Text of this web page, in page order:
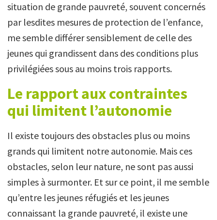
situation de grande pauvreté, souvent concernés
par lesdites mesures de protection de l’enfance,
me semble différer sensiblement de celle des
jeunes qui grandissent dans des conditions plus
privilégiées sous au moins trois rapports.
Le rapport aux contraintes
qui limitent l’autonomie
Il existe toujours des obstacles plus ou moins
grands qui limitent notre autonomie. Mais ces
obstacles, selon leur nature, ne sont pas aussi
simples à surmonter. Et sur ce point, il me semble
qu’entre les jeunes réfugiés et les jeunes
connaissant la grande pauvreté, il existe une